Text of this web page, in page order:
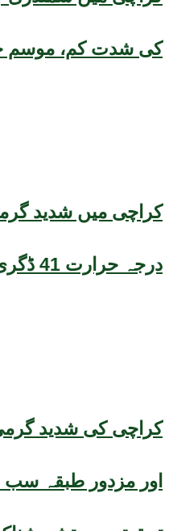
کی شدت کم، موسم
کراچی میں شدید
درجہ حرارت 41 ڈگری تک جانے کا امکان
کراچی کی شدید
اور مزدور طبقہ سب